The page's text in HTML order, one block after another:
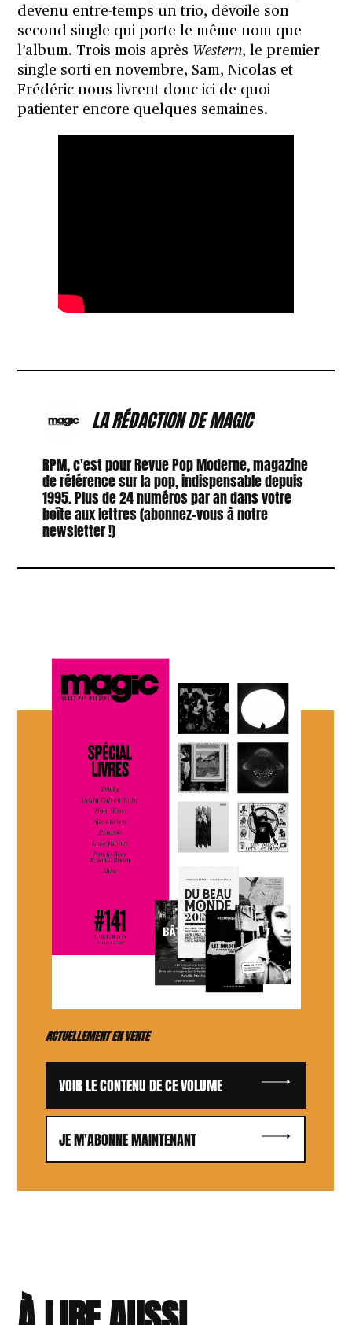
devenu entre-temps un trio, dévoile son
second single qui porte le même nom que
l’album. Trois mois après Western, le premier
single sorti en novembre, Sam, Nicolas et
Frédéric nous livrent donc ici de quoi
patienter encore quelques semaines.
LA RÉDACTION DE MAGIC
RPM, c'est pour Revue Pop Moderne, magazine
de référence sur la pop, indispensable depuis
1995. Plus de 24 numéros par an dans votre
boîte aux lettres (abonnez-vous à notre
newsletter !)
ACTUELLEMENT EN VENTE
VOIR LE CONTENU DE CE VOLUME
JE M'ABONNE MAINTENANT